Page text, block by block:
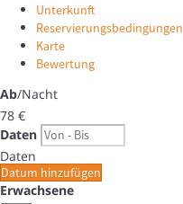
Unterkunft
Reservierungsbedingungen
Karte
Bewertung
Ab/Nacht
78 €
Daten
Daten
Datum hinzufügen
Erwachsene